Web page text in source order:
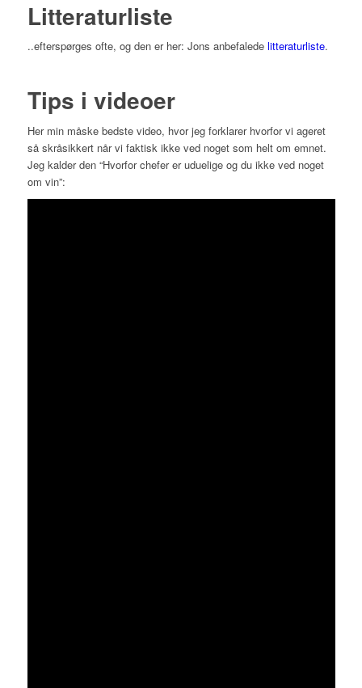
Litteraturliste
..efterspørges ofte, og den er her: Jons anbefalede litteraturliste.
Tips i videoer
Her min måske bedste video, hvor jeg forklarer hvorfor vi ageret
så skråsikkert når vi faktisk ikke ved noget som helt om emnet.
Jeg kalder den “Hvorfor chefer er uduelige og du ikke ved noget
om vin”: